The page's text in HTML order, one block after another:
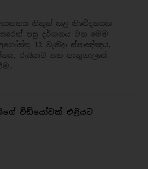
ආයතනය නිකුත් කළ නිවේදනයක
පසු දර්ශනය වන මෙම
12 වැනිදා ස්පාඤ්ඤය,
රුසියාව සහ පෘතුගාලයේ
වීඩියෝවක් එළියට